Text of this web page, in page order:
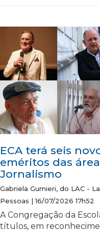
ECA terá seis
eméritos das
Jornalismo
Gabriela Gumieri, do LAC -
Pessoas | 16/07/2026 17h52
A Congregação da
títulos, em